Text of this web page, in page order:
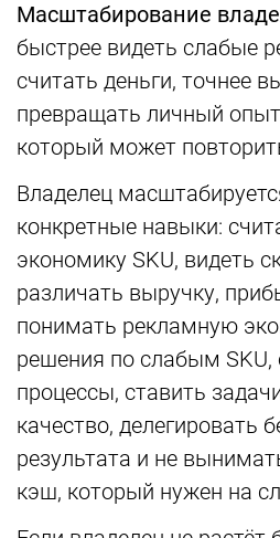
Масштабирование
быстрее видеть слабые
считать деньги, точнее
превращать личный
который может
Владелец
конкретные навыки:
экономику SKU, видеть
различать выручку,
понимать рекламную
решения по слабым SKU,
процессы, ставить
качество, делегировать
результата и не
кэш, который нужен на